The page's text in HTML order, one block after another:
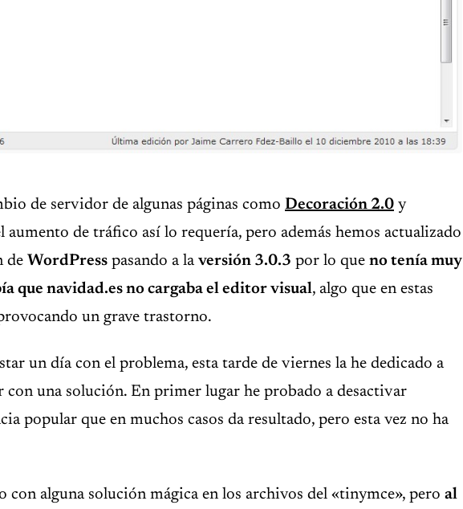
de servidor de algunas páginas como Decoración 2.0 y
aumento de tráfico así lo requería, pero además hemos actualizado
de WordPress pasando a la versión 3.0.3 por lo que no tenía muy
que navidad.es no cargaba el editor visual, algo que en estas
un grave trastorno.
un día con el problema, esta tarde de viernes la he dedicado a
con una solución. En primer lugar he probado a desactivar
popular que en muchos casos da resultado, pero esta vez no ha
con alguna solución mágica en los archivos del «tinymce», pero al